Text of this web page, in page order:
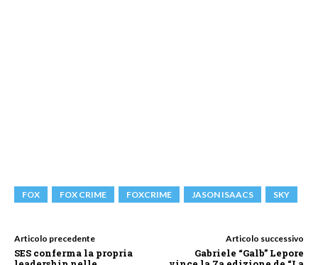
FOX FOX CRIME FOXCRIME JASON ISAACS SKY
Articolo precedente
SES conferma la propria
Articolo successivo
Gabriele “Galb” Lepore